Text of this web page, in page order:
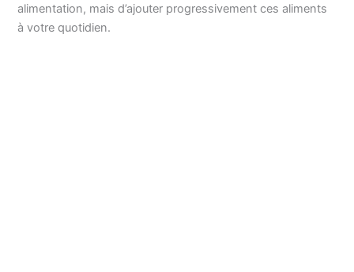
alimentation, mais d’ajouter progressivement ces aliments
à votre quotidien.